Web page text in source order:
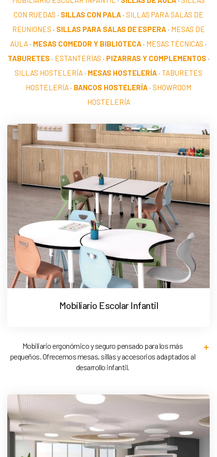
CON RUEDAS · SILLAS CON PALA · SILLAS PARA SALAS DE
REUNIONES · SILLAS PARA SALAS DE ESPERA · MESAS DE
AULA · MESAS COMEDOR Y BIBLIOTECA · MESAS TÉCNICAS ·
TABURETES · ESTANTERÍAS · PIZARRAS Y COMPLEMENTOS ·
SILLAS HOSTELERÍA · MESAS HOSTELERÍA · TABURETES
HOSTELERÍA · BANCOS HOSTELERÍA · SHOWROOM
HOSTELERÍA
Mobiliario Escolar Infantil
Mobiliario ergonómico y seguro pensado para los más
pequeños. Ofrecemos mesas, sillas y accesorios adaptados al
desarrollo infantil.